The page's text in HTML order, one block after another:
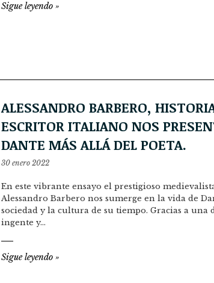
Sigue leyendo »
ALESSANDRO BARBERO,
ESCRITOR ITALIANO NOS
DANTE MÁS ALLÁ DEL POETA.
30 enero 2022
En este vibrante ensayo el prestigioso
Alessandro Barbero nos sumerge en la vida de
sociedad y la cultura de su tiempo. Gracias a una
ingente y…
Sigue leyendo »